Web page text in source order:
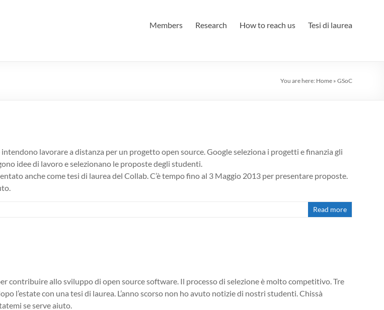
Members Research How to reach us Tesi di laurea
You are here: Home » GSoC
lavorare a distanza per un progetto open source. Google seleziona i progetti e finanzia gli
idee di lavoro e selezionano le proposte degli studenti.
anche come tesi di laurea del Collab. C’è tempo fino al 3 Maggio 2013 per presentare proposte.
Read more
contribuire allo sviluppo di open source software. Il processo di selezione è molto competitivo. Tre
l’estate con una tesi di laurea. L’anno scorso non ho avuto notizie di nostri studenti. Chissà
se serve aiuto.